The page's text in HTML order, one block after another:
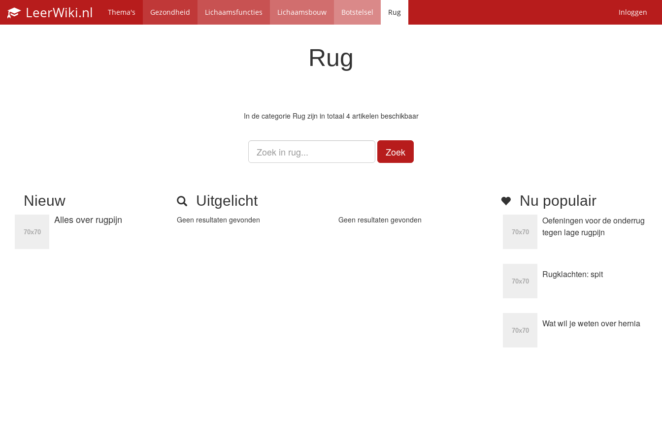
LeerWiki.nl Thema's Gezondheid Lichaamsfuncties Lichaamsbouw Botstelsel Rug Inloggen
Rug
In de categorie Rug zijn in totaal 4 artikelen beschikbaar
Zoek
Nieuw
Alles over rugpijn
Uitgelicht
Geen resultaten gevonden Geen resultaten gevonden
Nu populair
Oefeningen voor de onderrug
tegen lage rugpijn
Rugklachten: spit
Wat wil je weten over hernia